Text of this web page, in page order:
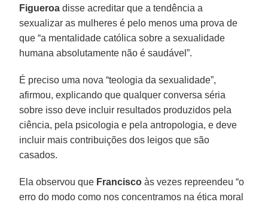
Figueroa disse acreditar que a tendência a
sexualizar as mulheres é pelo menos uma prova de
que “a mentalidade católica sobre a sexualidade
humana absolutamente não é saudável”.
É preciso uma nova “teologia da sexualidade”,
afirmou, explicando que qualquer conversa séria
sobre isso deve incluir resultados produzidos pela
ciência, pela psicologia e pela antropologia, e deve
incluir mais contribuições dos leigos que são
casados.
Ela observou que Francisco às vezes repreendeu “o
erro do modo como nos concentramos na ética moral